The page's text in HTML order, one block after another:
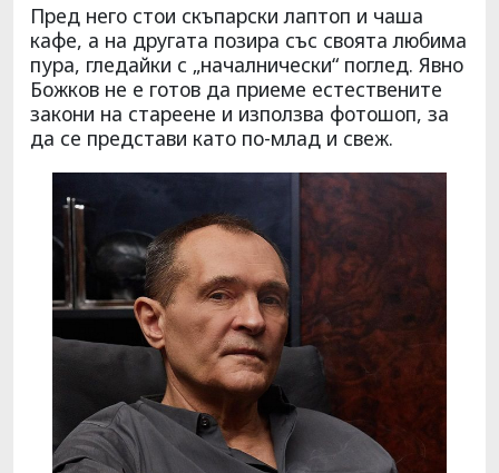
Пред него стои скъпарски лаптоп и чаша
кафе, а на другата позира със своята любима
пура, гледайки с „началнически“ поглед. Явно
Божков не е готов да приеме естествените
закони на стареене и използва фотошоп, за
да се представи като по-млад и свеж.